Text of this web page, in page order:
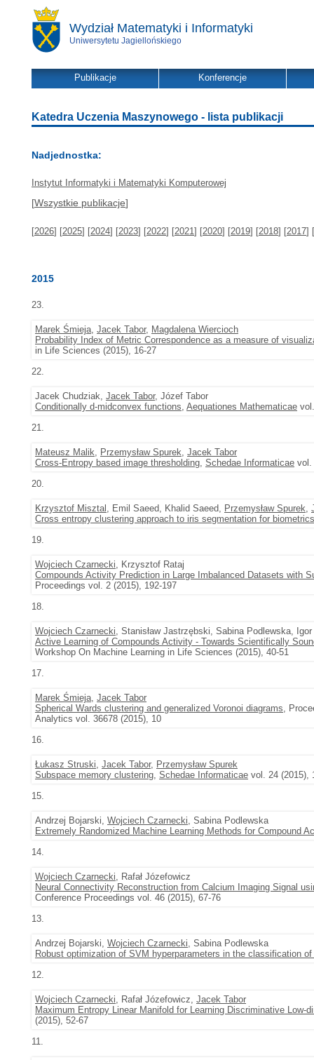
Wydział Matematyki i Informatyki
Uniwersytetu Jagiellońskiego
Publikacje Konferencje
Katedra Uczenia Maszynowego - lista publikacji
Nadjednostka:
Instytut Informatyki i Matematyki Komputerowej
[Wszystkie publikacje]
[2026] [2025] [2024] [2023] [2022] [2021] [2020] [2019] [2018] [2017] [
2015
23.
Marek Śmieja, Jacek Tabor, Magdalena Wiercioch
Probability Index of Metric Correspondence as a measure of
in Life Sciences (2015), 16-27
22.
Jacek Chudziak, Jacek Tabor, Józef Tabor
Conditionally d-midconvex functions, Aequationes Mathematicae
21.
Mateusz Malik, Przemysław Spurek, Jacek Tabor
Cross-Entropy based image thresholding, Schedae Informaticae vol.
20.
Krzysztof Misztal , Emil Saeed, Khalid Saeed, Przemysław Spurek,
Cross entropy clustering approach to iris segmentation for
19.
Wojciech Czarnecki, Krzysztof Rataj
Compounds Activity Prediction in Large Imbalanced Datasets with
Proceedings vol. 2 (2015), 192-197
18.
Wojciech Czarnecki, Stanisław Jastrzębski, Sabina Podlewska,
Active Learning of Compounds Activity - Towards Scientifically
Workshop On Machine Learning in Life Sciences (2015), 40-51
17.
Marek Śmieja, Jacek Tabor
Spherical Wards clustering and generalized Voronoi diagrams,
Analytics vol. 36678 (2015), 10
16.
Łukasz Struski, Jacek Tabor, Przemysław Spurek
Subspace memory clustering, Schedae Informaticae vol. 24 (2015),
15.
Andrzej Bojarski, Wojciech Czarnecki, Sabina Podlewska
Extremely Randomized Machine Learning Methods for Compound
14.
Wojciech Czarnecki, Rafał Józefowicz
Neural Connectivity Reconstruction from Calcium Imaging Signal
Conference Proceedings vol. 46 (2015), 67-76
13.
Andrzej Bojarski, Wojciech Czarnecki, Sabina Podlewska
Robust optimization of SVM hyperparameters in the classification
12.
Wojciech Czarnecki, Rafał Józefowicz, Jacek Tabor
Maximum Entropy Linear Manifold for Learning Discriminative Low-
(2015), 52-67
11.